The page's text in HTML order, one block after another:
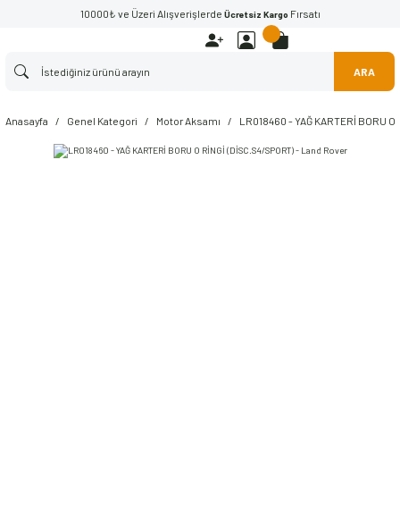
10000₺ ve Üzeri Alışverişlerde Ücretsiz Kargo Fırsatı
ARA
Anasayfa Genel Kategori Motor Aksamı LR018460 - YAĞ KARTERİ BORU